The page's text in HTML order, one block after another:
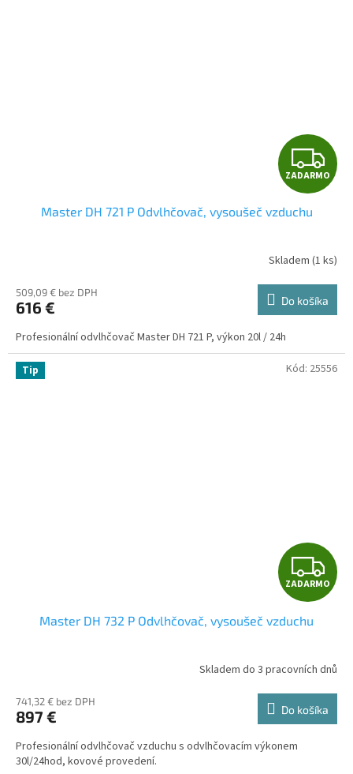
Z
A
A
R
M
O
ZADARMO
Master DH 721 P Odvlhčovač, vysoušeč vzduchu
Skladem (1 ks)
509,09 € bez DPH
616 € Do košíka
Profesionální odvlhčovač Master DH 721 P, výkon 20l / 24h
Tip
Z
A
A
R
M
ZADARMO
Master DH 732 P Odvlhčovač, vysoušeč vzduchu
Skladem do 3 pracovních dnů
741,32 € bez DPH
897 € Do košíka
Profesionální odvlhčovač vzduchu s odvlhčovacím výkonem
30l/24hod, kovové provedení.
Kód: 25556